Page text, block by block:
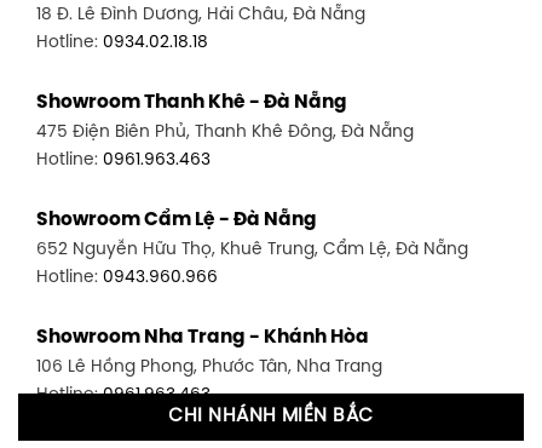
Hotline:0906.256.759
1448 Huỳnh Tấn Phát, Phú Thuận, Quận 7, TP HCM
Hotline:0946.480.580
348 Đ. Bạch Đằng, P. 14, Bình Thạnh, TP HCM
Hotline:0902.716.230
591 Hoàng Văn Thụ, P. 4, Tân Bình, TP HCM
Hotline:0906.256.759
18 Đ. Lê Đình Dương, Hải Châu, Đà Nẵng
Hotline: 0934.02.18.18
Showroom Thanh Khê - Đà Nẵng
475 Điện Biên Phủ, Thanh Khê Đông, Đà Nẵng
Hotline: 0961.963.463
Showroom Cẩm Lệ - Đà Nẵng
652 Nguyễn Hữu Thọ, Khuê Trung, Cẩm Lệ, Đà Nẵng
Hotline: 0943.960.966
Showroom Nha Trang - Khánh Hòa
106 Lê Hồng Phong, Phước Tân, Nha Trang
Hotline:0961.963.463
CHI NHÁNH MIỀN BẮC